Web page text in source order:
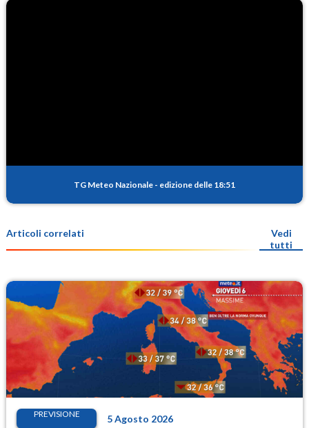
TG Meteo Nazionale - edizione delle 18:51
Articoli correlati
Vedi
tutti
PREVISIONE 5 Agosto 2026